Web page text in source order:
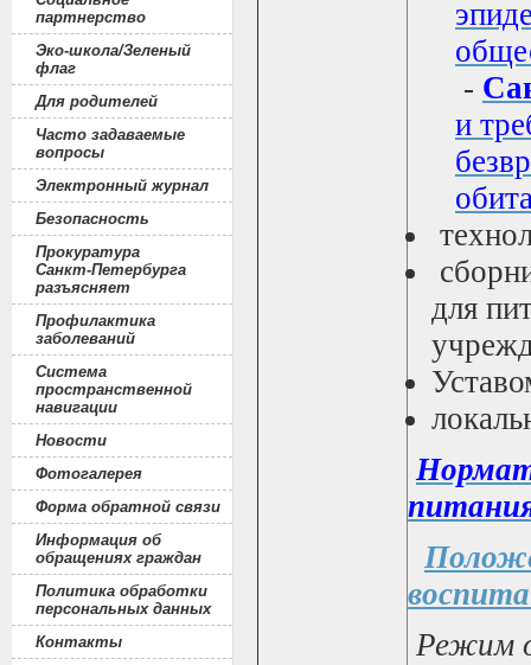
партнерство
Эко-школа/Зеленый
флаг
Для родителей
Часто задаваемые
вопросы
Электронный журнал
Безопасность
Прокуратура
Санкт-Петербурга
разъясняет
Профилактика
заболеваний
Система
пространственной
навигации
Новости
Фотогалерея
Форма обратной связи
Информация об
обращениях граждан
Политика обработки
персональных данных
Контакты
-
и
для
Режим